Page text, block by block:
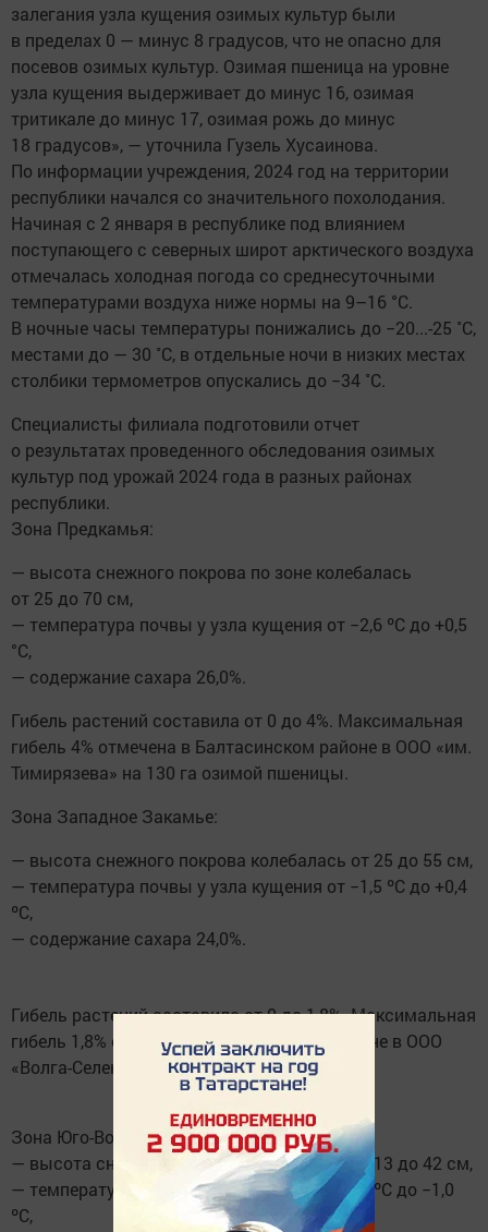
залегания узла кущения озимых культур были
в пределах 0 — минус 8 градусов, что не опасно для
посевов озимых культур. Озимая пшеница на уровне
узла кущения выдерживает до минус 16, озимая
тритикале до минус 17, озимая рожь до минус
18 градусов», — уточнила Гузель Хусаинова.
По информации учреждения, 2024 год на территории
республики начался со значительного похолодания.
Начиная с 2 января в республике под влиянием
поступающего с северных широт арктического воздуха
отмечалась холодная погода со среднесуточными
температурами воздуха ниже нормы на 9–16 °С.
В ночные часы температуры понижались до −20...-25 ˚С,
местами до — 30 ˚С, в отдельные ночи в низких местах
столбики термометров опускались до −34 ˚С.
Специалисты филиала подготовили отчет
о результатах проведенного обследования озимых
культур под урожай 2024 года в разных районах
республики.
Зона Предкамья:
— высота снежного покрова по зоне колебалась
от 25 до 70 см,
— температура почвы у узла кущения от −2,6 ºС до +0,5
°С,
— содержание сахара 26,0%.
Гибель растений составила от 0 до 4%. Максимальная
гибель 4% отмечена в Балтасинском районе в ООО «им.
Тимирязева» на 130 га озимой пшеницы.
Зона Западное Закамье:
— высота снежного покрова колебалась от 25 до 55 см,
— температура почвы у узла кущения от −1,5 ºС до +0,4
ºС,
— содержание сахара 24,0%.
Гибель растений составила от 0 до 1,8%. Максимальная
гибель 1,8% отмечена в Аксубаевском районе в ООО
«Волга-Селект» на 357 га озимой пшеницы
Зона Юго-Восточное Закамье:
— высота снежного покрова колебалась от 13 до 42 см,
— температура почвы у узла кущения от −8 ºС до −1,0
ºС,